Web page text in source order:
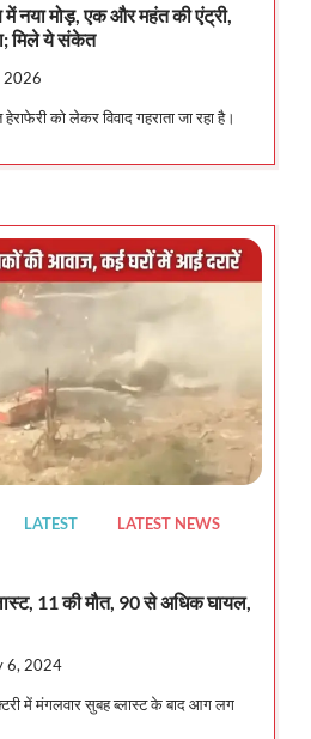
में नया मोड़, एक और महंत की एंट्री,
मिले ये संकेत
2026
को लेकर विवाद गहराता जा रहा है।
LATEST LATEST NEWS
11 की मौत, 90 से अधिक घायल,
6, 2024
में मंगलवार सुबह ब्लास्ट के बाद आग लग